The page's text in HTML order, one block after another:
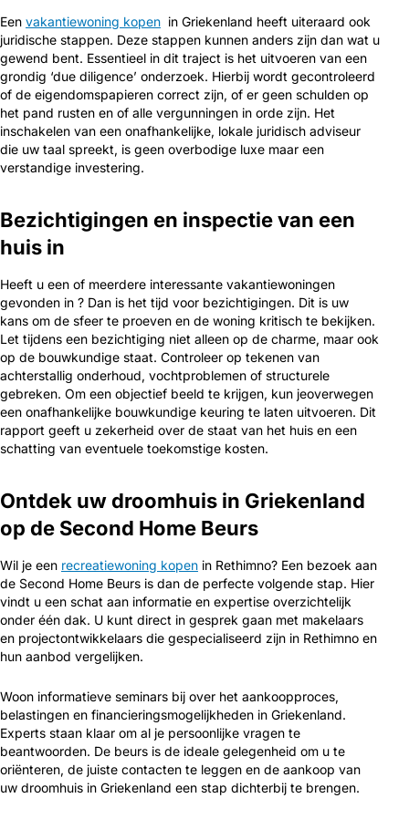
Een vakantiewoning kopen in Griekenland heeft uiteraard ook
juridische stappen. Deze stappen kunnen anders zijn dan wat u
gewend bent. Essentieel in dit traject is het uitvoeren van een
grondig ‘due diligence’ onderzoek. Hierbij wordt gecontroleerd
of de eigendomspapieren correct zijn, of er geen schulden op
het pand rusten en of alle vergunningen in orde zijn. Het
inschakelen van een onafhankelijke, lokale juridisch adviseur
die uw taal spreekt, is geen overbodige luxe maar een
verstandige investering.
Bezichtigingen en inspectie van een
huis in
Heeft u een of meerdere interessante vakantiewoningen
gevonden in ? Dan is het tijd voor bezichtigingen. Dit is uw
kans om de sfeer te proeven en de woning kritisch te bekijken.
Let tijdens een bezichtiging niet alleen op de charme, maar ook
op de bouwkundige staat. Controleer op tekenen van
achterstallig onderhoud, vochtproblemen of structurele
gebreken. Om een objectief beeld te krijgen, kun jeoverwegen
een onafhankelijke bouwkundige keuring te laten uitvoeren. Dit
rapport geeft u zekerheid over de staat van het huis en een
schatting van eventuele toekomstige kosten.
Ontdek uw droomhuis in Griekenland
op de Second Home Beurs
Wil je een recreatiewoning kopen in Rethimno? Een bezoek aan
de Second Home Beurs is dan de perfecte volgende stap. Hier
vindt u een schat aan informatie en expertise overzichtelijk
onder één dak. U kunt direct in gesprek gaan met makelaars
en projectontwikkelaars die gespecialiseerd zijn in Rethimno en
hun aanbod vergelijken.
Woon informatieve seminars bij over het aankoopproces,
belastingen en financieringsmogelijkheden in Griekenland.
Experts staan klaar om al je persoonlijke vragen te
beantwoorden. De beurs is de ideale gelegenheid om u te
oriënteren, de juiste contacten te leggen en de aankoop van
uw droomhuis in Griekenland een stap dichterbij te brengen.